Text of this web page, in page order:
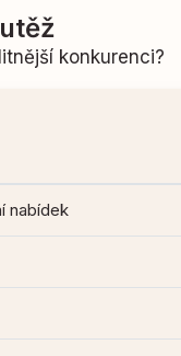
konkurenci?
nabídek